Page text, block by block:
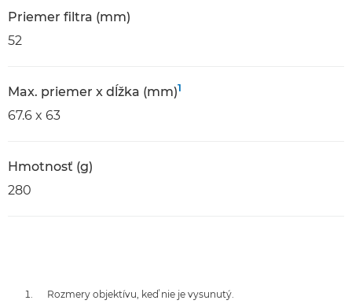
Priemer filtra (mm)
52
Max. priemer x dĺžka (mm)1
67.6 x 63
Hmotnosť (g)
280
Rozmery objektívu, keď nie je vysunutý.